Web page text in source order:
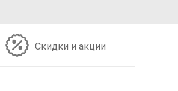
Скидки и акции